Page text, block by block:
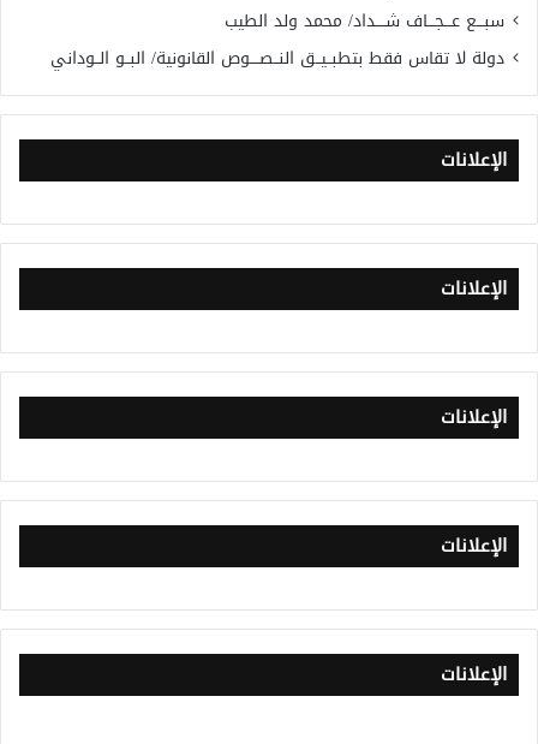
سبـــع عـــجـــاف شــــداد/ محمد ولد الطيب
دولة لا تقاس فقط بتطبــيــق النــصــــوص القانونية/ البــو الــوداني
الإعلانات
الإعلانات
الإعلانات
الإعلانات
الإعلانات